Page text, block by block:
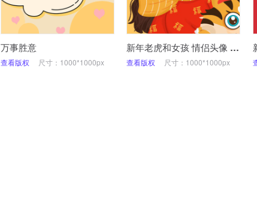
万事胜意
查看版权 尺寸：1000*1000px
新年老虎和女孩 情侣头像 2022
查看版权 尺寸：1000*1000px